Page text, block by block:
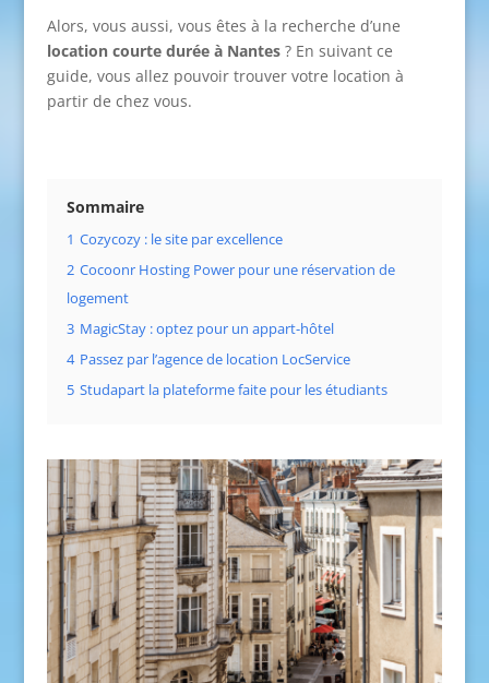
Alors, vous aussi, vous êtes à la recherche d’une
location courte durée à Nantes ? En suivant ce
guide, vous allez pouvoir trouver votre location à
partir de chez vous.
Sommaire
1 Cozycozy : le site par excellence
2 Cocoonr Hosting Power pour une réservation de
logement
3 MagicStay : optez pour un appart-hôtel
4 Passez par l’agence de location LocService
5 Studapart la plateforme faite pour les étudiants